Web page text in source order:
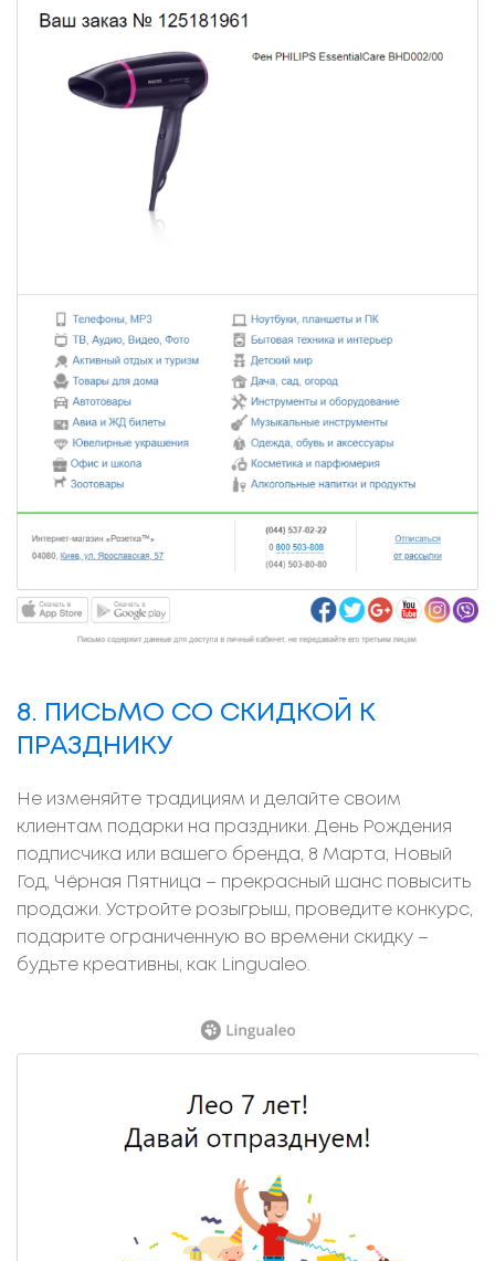
8. ПИСЬМО СО СКИДКОЙ К
ПРАЗДНИКУ
Не изменяйте традициям и делайте своим
клиентам подарки на праздники. День Рождения
подписчика или вашего бренда, 8 Марта, Новый
Год, Чёрная Пятница – прекрасный шанс повысить
продажи. Устройте розыгрыш, проведите конкурс,
подарите ограниченную во времени скидку –
будьте креативны, как Lingualeo.